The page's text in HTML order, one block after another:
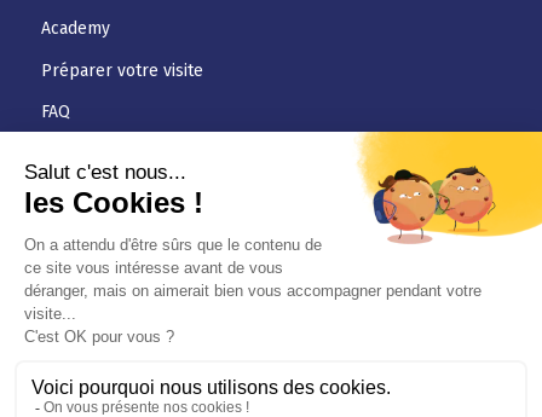
Academy
Préparer votre visite
FAQ
Jobs
Actualités
Conditions générales
Politique de confidentialité